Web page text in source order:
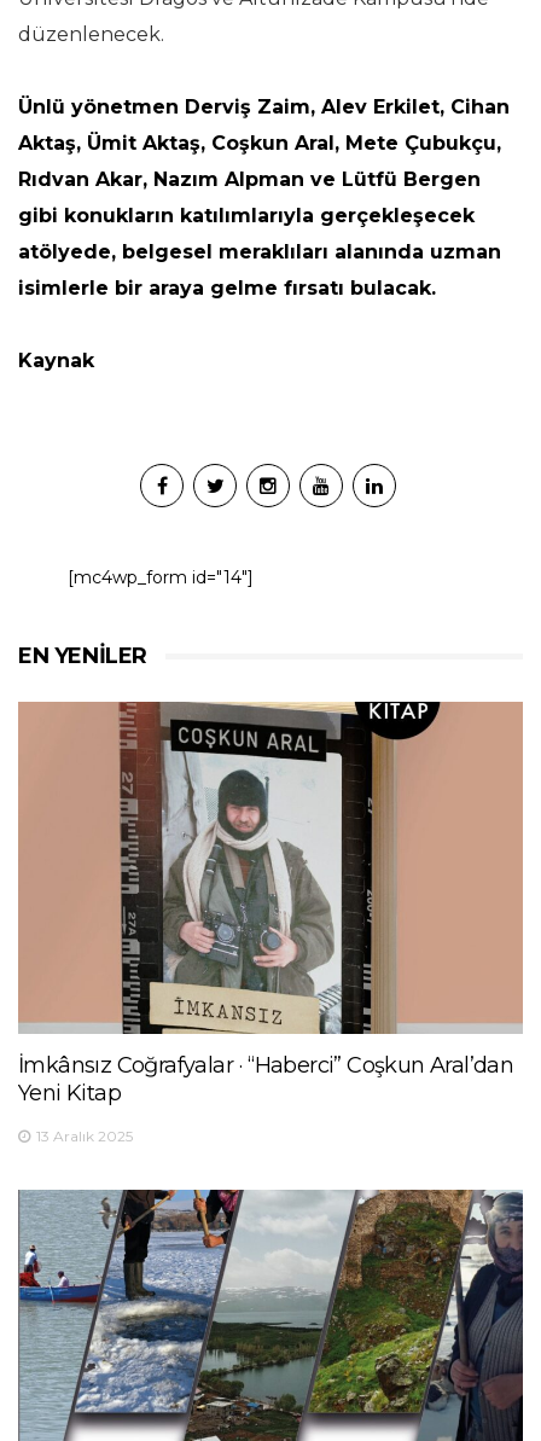
düzenlenecek.
Ünlü yönetmen Derviş Zaim, Alev Erkilet, Cihan
Aktaş, Ümit Aktaş, Coşkun Aral, Mete Çubukçu,
Rıdvan Akar, Nazım Alpman ve Lütfü Bergen
gibi konukların katılımlarıyla gerçekleşecek
atölyede, belgesel meraklıları alanında uzman
isimlerle bir araya gelme fırsatı bulacak.
Kaynak
[mc4wp_form id="14"]
EN YENILER
İmkânsız Coğrafyalar · “Haberci” Coşkun Aral’dan
Yeni Kitap
13 Aralık 2025